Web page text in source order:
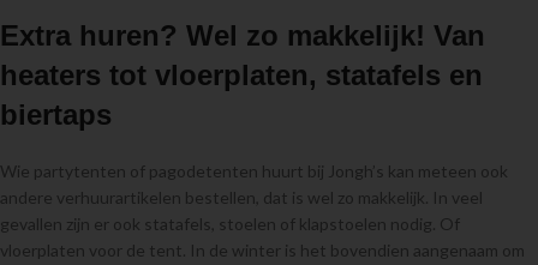
Extra huren? Wel zo makkelijk! Van
heaters tot vloerplaten, statafels en
biertaps
Wie partytenten of pagodetenten huurt bij Jongh’s kan meteen ook
andere verhuurartikelen bestellen, dat is wel zo makkelijk. In veel
gevallen zijn er ook statafels, stoelen of klapstoelen nodig. Of
vloerplaten voor de tent. In de winter is het bovendien aangenaam om